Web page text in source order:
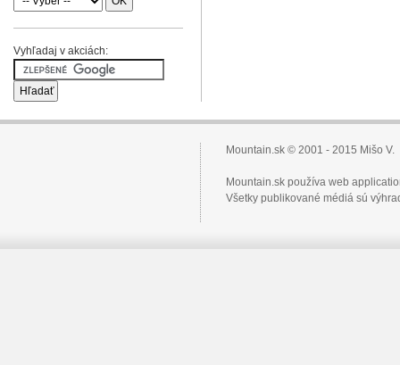
Vyhľadaj v akciách:
Mountain.sk © 2001 - 2015 Mišo V.
Mountain.sk používa web
Všetky publikované médiá sú